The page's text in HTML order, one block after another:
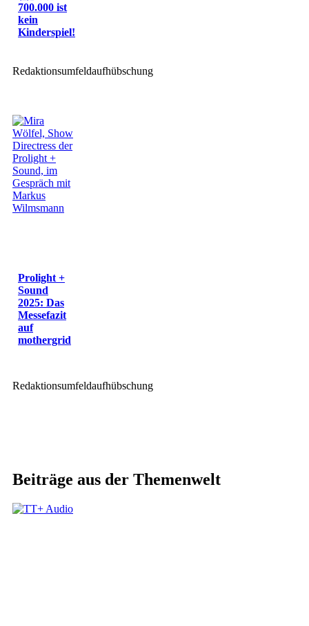
700.000 ist
kein
Kinderspiel!
Redaktionsumfeldaufhübschung
Prolight +
Sound
2025: Das
Messefazit
auf
mothergrid
Redaktionsumfeldaufhübschung
Beiträge aus der Themenwelt